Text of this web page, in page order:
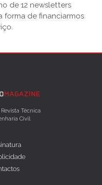
de 12 newsletters
forma de financiarmos
Técnica
Civil